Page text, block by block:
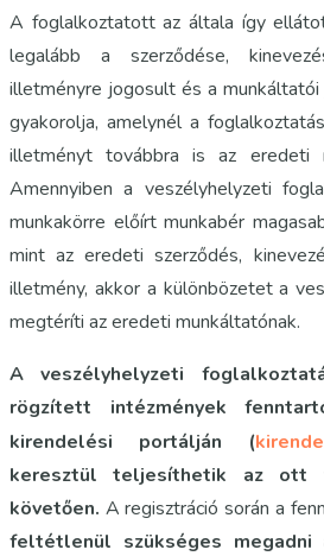
A foglalkoztatott az általa így
legalább a szerződése,
illetményre jogosult és a
gyakorolja, amelynél a
illetményt továbbra is az eredeti
Amennyiben a veszélyhelyzeti
munkakörre előírt munkabér
mint az eredeti szerződés,
illetmény, akkor a különbözetet a
megtéríti az eredeti munkáltatónak.
A veszélyhelyzeti
rögzített intézmények
kirendelési portálján (
keresztül teljesíthetik az ott
követően. A regisztráció során a
feltétlenül szükséges megadni